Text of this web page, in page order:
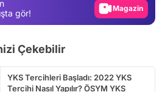
gör!
Video
Çekebilir
YKS Tercihleri Başladı: 2022 YKS
Tercihi Nasıl Yapılır? ÖSYM YKS